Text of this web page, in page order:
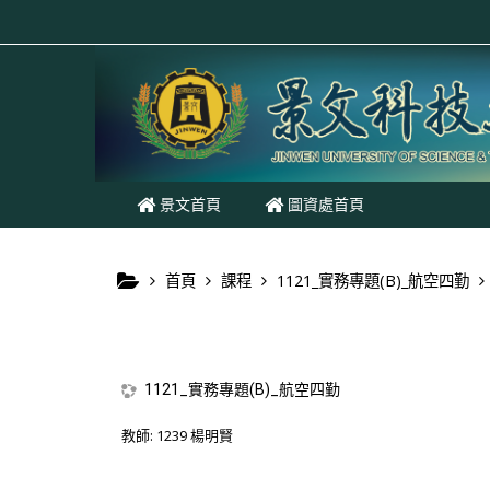
景文首頁 圖資處首頁
首頁 課程 1121_實務專題(B)_航空四勤
1121_實務專題(B)_航空四勤
教師: 1239 楊明賢